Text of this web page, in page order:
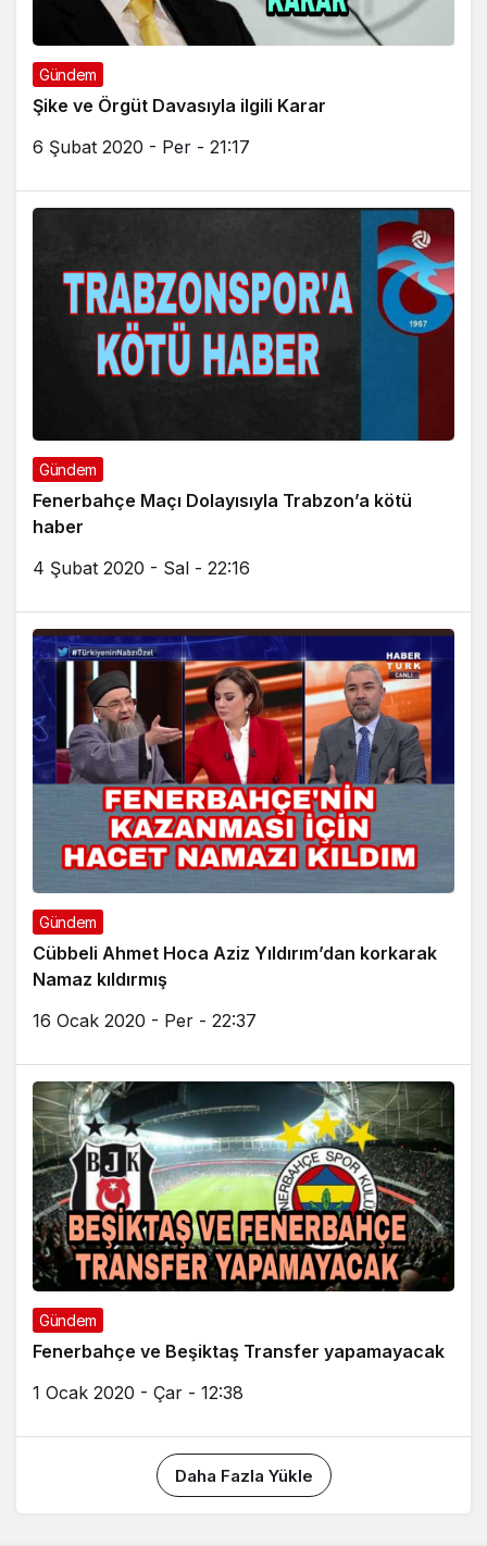
Gündem
Şike ve Örgüt Davasıyla ilgili Karar
6 Şubat 2020 - Per - 21:17
Gündem
Fenerbahçe Maçı Dolayısıyla Trabzon’a kötü
haber
4 Şubat 2020 - Sal - 22:16
Gündem
Cübbeli Ahmet Hoca Aziz Yıldırım’dan korkarak
Namaz kıldırmış
16 Ocak 2020 - Per - 22:37
Gündem
Fenerbahçe ve Beşiktaş Transfer yapamayacak
1 Ocak 2020 - Çar - 12:38
Daha Fazla Yükle